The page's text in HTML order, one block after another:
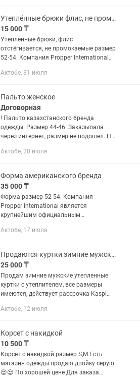
Утеплённые брюки флис, не промокаемые
15 000 ₸
Утеплённые брюки, флис
отстёгивается, не промокаемые размер
52-54. Компания Propper International
поставщиком одежды военного,
Актобе, 31 июля
Пальто женское
Договорная
! Пальто казахстанского бренда
одежды. Размер 44-46. Заказывала
через интернет, размер не подошел. Ни
Покупала за 50 тыс. Тг
Актобе, 20 июля
Форма американского бренда
35 000 ₸
Форма размер 52-54. Компания
Propper International является
крупнейшим официальным
тактического и правоохранительного
Америки, что...
Актобе, 17 июля
Продаются куртки зимние мужские утеплённые
25 000 ₸
Продам зимние мужские утепленные
куртки с утеплителем, все размеры
имеются, действует рассрочка Kaspi
великаны Обращаться: 𝘔𝘦𝘨𝘢-𝘚𝘩𝘺𝘨𝘺𝘴 4
Актобе, 12 июля
Корсет с накидкой
10 500 ₸
Корсет с накидкой размер S,M Есть
магазин одежды продаю двойку серую
😍😍 По хорошей цене Для заказа